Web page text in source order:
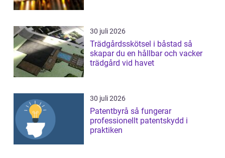
30 juli 2026
Trädgårdsskötsel i båstad så
skapar du en hållbar och vacker
trädgård vid havet
30 juli 2026
Patentbyrå så fungerar
professionellt patentskydd i
praktiken